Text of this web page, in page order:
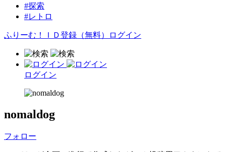
#探索
#レトロ
ふりーむ！ＩＤ登録（無料） ログイン
ログイン
nomaldog
フォロー